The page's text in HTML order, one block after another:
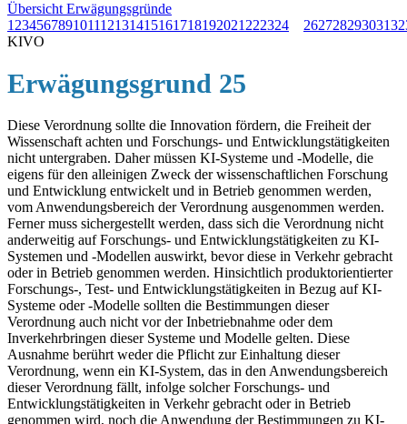
Übersicht Erwägungsgründe
1 23456789101112131415161718192021 222324 26272829303132
KIVO
Erwägungsgrund 25
Diese Verordnung sollte die Innovation fördern, die Freiheit der
Wissenschaft achten und Forschungs- und Entwicklungstätigkeiten
nicht untergraben. Daher müssen KI-Systeme und -Modelle, die
eigens für den alleinigen Zweck der wissenschaftlichen Forschung
und Entwicklung entwickelt und in Betrieb genommen werden,
vom Anwendungsbereich der Verordnung ausgenommen werden.
Ferner muss sichergestellt werden, dass sich die Verordnung nicht
anderweitig auf Forschungs- und Entwicklungstätigkeiten zu KI-
Systemen und -Modellen auswirkt, bevor diese in Verkehr gebracht
oder in Betrieb genommen werden. Hinsichtlich produktorientierter
Forschungs-, Test- und Entwicklungstätigkeiten in Bezug auf KI-
Systeme oder -Modelle sollten die Bestimmungen dieser
Verordnung auch nicht vor der Inbetriebnahme oder dem
Inverkehrbringen dieser Systeme und Modelle gelten. Diese
Ausnahme berührt weder die Pflicht zur Einhaltung dieser
Verordnung, wenn ein KI-System, das in den Anwendungsbereich
dieser Verordnung fällt, infolge solcher Forschungs- und
Entwicklungstätigkeiten in Verkehr gebracht oder in Betrieb
genommen wird, noch die Anwendung der Bestimmungen zu KI-